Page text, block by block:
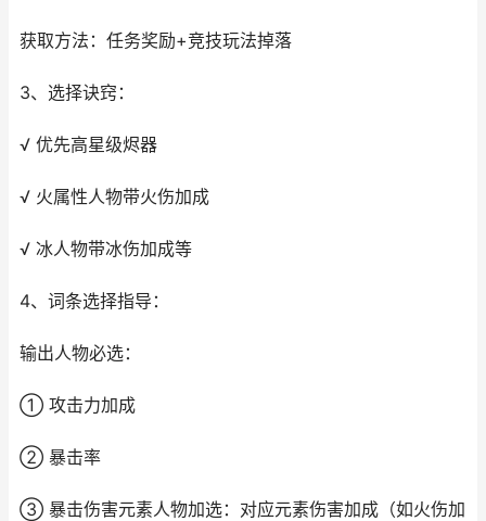
获取方法：任务奖励+竞技玩法掉落
3、选择诀窍：
√ 优先高星级烬器
√ 火属性人物带火伤加成
√ 冰人物带冰伤加成等
4、词条选择指导：
输出人物必选：
① 攻击力加成
② 暴击率
③ 暴击伤害元素人物加选：对应元素伤害加成（如火伤加